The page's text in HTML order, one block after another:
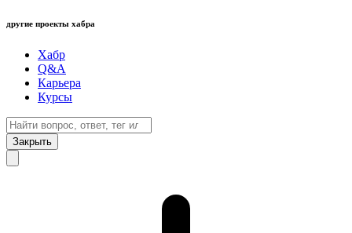
другие проекты хабра
Хабр
Q&A
Карьера
Курсы
Закрыть